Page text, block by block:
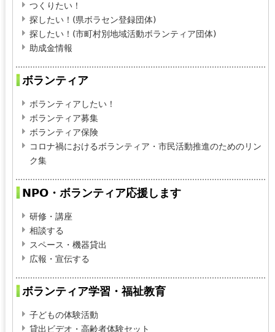
k
i
a
)
つくりたい！
探したい！(県ボラセン登録団体)
探したい！(市町村別地域活動ボランティア団体)
助成金情報
ボランティア
ボランティアしたい！
ボランティア募集
ボランティア保険
コロナ禍におけるボランティア・市民活動推進のためのリン
ク集
NPO・ボランティア応援します
研修・講座
相談する
スペース・機器貸出
広報・宣伝する
ボランティア学習・福祉教育
子どもの体験活動
貸出ビデオ・高齢者体験セット